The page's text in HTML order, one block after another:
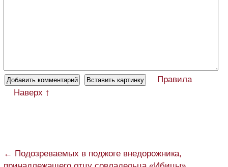
Правила
Наверх ↑
← Подозреваемых в поджоге внедорожника,